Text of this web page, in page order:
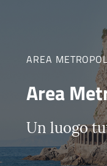
AREA
Area
Un luogo